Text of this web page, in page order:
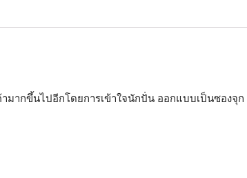
มากขึ้นไปอีกโดยการเข้าใจนักปั่น ออกแบบเป็นซองจุก